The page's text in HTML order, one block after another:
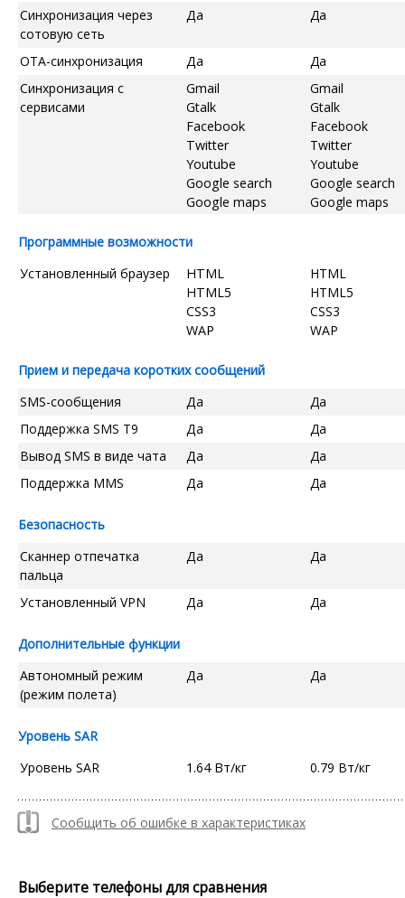
Синхронизация через
сотовую сеть
Да Да
OTA-синхронизация Да
Да
Синхронизация с
сервисами
Gmail
Gtalk
Facebook
Twitter
Youtube
Google search
Google maps
Gmail
Gtalk
Facebook
Twitter
Youtube
Google search
Google maps
Программные возможности
Установленный браузер
HTML
HTML5
CSS3
WAP
HTML
HTML5
CSS3
WAP
Прием и передача коротких сообщений
SMS-сообщения
Да
Да
Поддержка SMS T9
Да
Да
Вывод SMS в виде чата
Да
Да
Поддержка MMS
Да Да
Безопасность
Сканнер отпечатка
пальца
Да Да
Установленный VPN Да Да
Дополнительные функции
Автономный режим
(режим полета)
Да Да
Уровень SAR
Уровень SAR
1.64 Вт/кг 0.79 Вт/кг
Сообщить об ошибке в характеристиках
Выберите телефоны для сравнения